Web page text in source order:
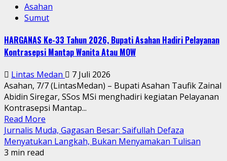
Asahan
Sumut
HARGANAS Ke-33 Tahun 2026, Bupati Asahan Hadiri Pelayanan
Kontrasepsi Mantap Wanita Atau MOW
Lintas Medan
7 Juli 2026
Asahan, 7/7 (LintasMedan) – Bupati Asahan Taufik Zainal
Abidin Siregar, SSos MSi menghadiri kegiatan Pelayanan
Kontrasepsi Mantap...
Read More
Jurnalis Muda, Gagasan Besar: Saifullah Defaza
Menyatukan Langkah, Bukan Menyamakan Tulisan
3 min read